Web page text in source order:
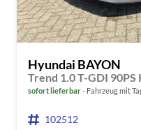
Hyundai BAYON
sofort lieferbar Fahrzeug mit
102512